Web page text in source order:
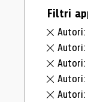
Filtri
Autori:
Autori:
Autori:
Autori:
Autori: